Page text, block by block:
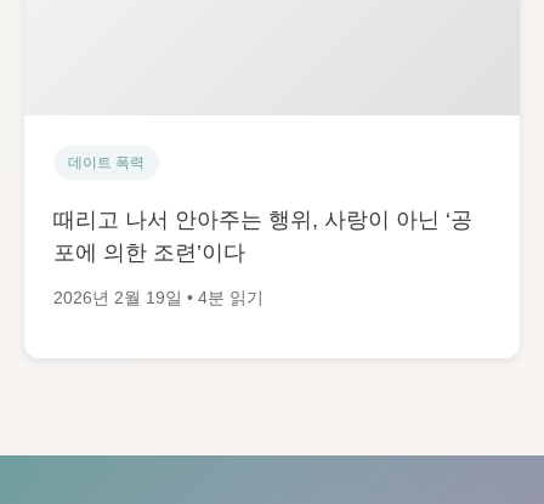
데이트 폭력
때리고 나서 안아주는 행위, 사랑이 아닌 ‘공
포에 의한 조련’이다
2026년 2월 19일 • 4분 읽기